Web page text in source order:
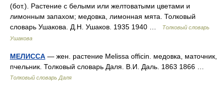
(бот.). Растение с белыми или желтоватыми цветами и
лимонным запахом; медовка, лимонная мята. Толковый
словарь Ушакова. Д.Н. Ушаков. 1935 1940 …
Толковый словарь
Ушакова
МЕЛИССА — жен. растение Melissa officin. медовка, маточник,
пчельник. Толковый словарь Даля. В.И. Даль. 1863 1866 …
Толковый словарь Даля